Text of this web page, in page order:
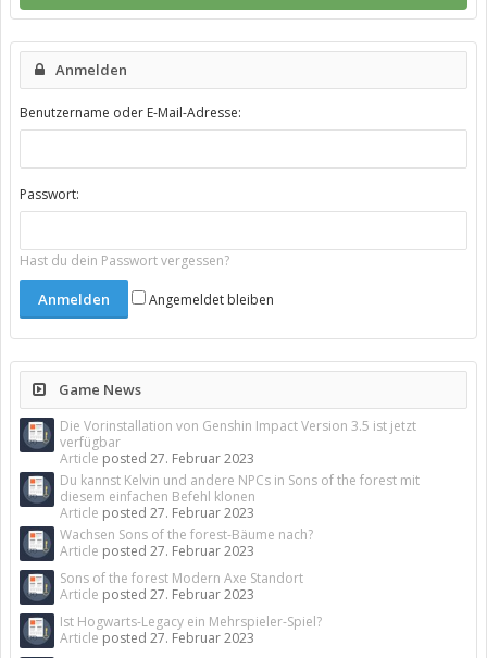
Anmelden
Benutzername oder E-Mail-Adresse:
Passwort:
Hast du dein Passwort vergessen?
Angemeldet bleiben
Game News
Die Vorinstallation von Genshin Impact Version 3.5 ist jetzt
verfügbar
Article posted 27. Februar 2023
Du kannst Kelvin und andere NPCs in Sons of the forest mit
diesem einfachen Befehl klonen
Article posted 27. Februar 2023
Wachsen Sons of the forest-Bäume nach?
Article posted 27. Februar 2023
Sons of the forest Modern Axe Standort
Article posted 27. Februar 2023
Ist Hogwarts-Legacy ein Mehrspieler-Spiel?
Article posted 27. Februar 2023